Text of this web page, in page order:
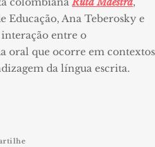
Educação, Ana Teberosky e
interação entre o
oral que ocorre em contextos
da língua escrita.